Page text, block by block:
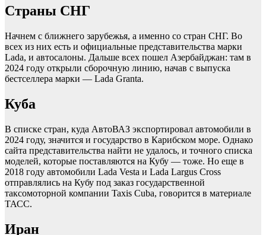
Страны СНГ
Начнем с ближнего зарубежья, а именно со стран СНГ. Во
всех из них есть и официальные представительства марки
Lada, и автосалоны. Дальше всех пошел Азербайджан: там в
2024 году открыли сборочную линию, начав с выпуска
бестселлера марки — Lada Granta.
Куба
В списке стран, куда АвтоВАЗ экспортировал автомобили в
2024 году, значится и государство в Карибском море. Однако
сайта представительства найти не удалось, и точного списка
моделей, которые поставляются на Кубу — тоже. Но еще в
2018 году автомобили Lada Vesta и Lada Largus Cross
отправлялись на Кубу под заказ государственной
таксомоторной компании Taxis Cuba, говорится в материале
ТАСС.
Иран